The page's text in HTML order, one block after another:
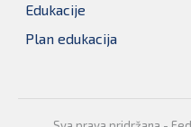
Edukacije
Plan edukacija